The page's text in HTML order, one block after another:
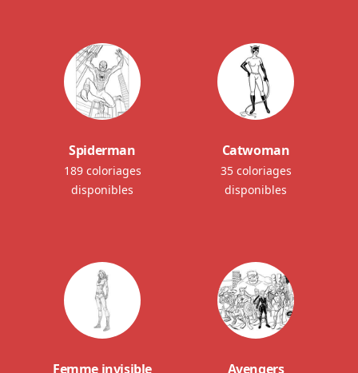
Spiderman
189 coloriages
disponibles
Catwoman
35 coloriages
disponibles
Femme invisible Avengers